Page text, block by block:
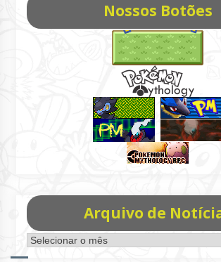
Nossos Botões
Arquivo de
Arquivo
de